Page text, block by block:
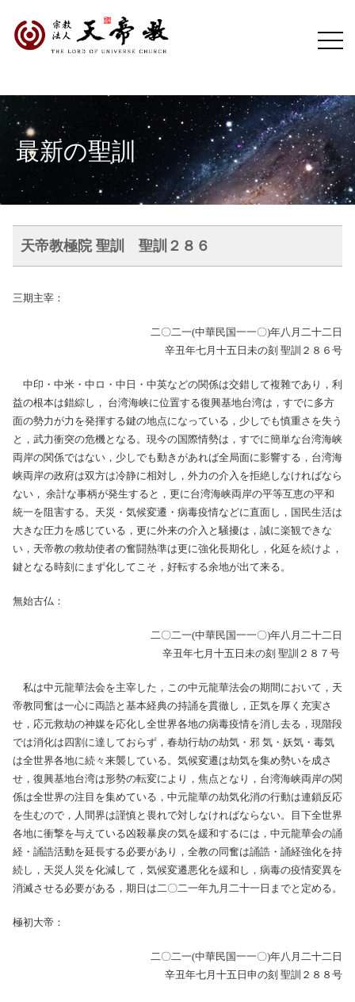
最新の聖訓
天帝教極院 聖訓 聖訓２８６
三期主宰：
二〇二一(中華民国一一〇)年八月二十二日
辛丑年七月十五日未の刻 聖訓２８６号
中印・中米・中ロ・中日・中英などの関係は交錯して複雜であり，利
益の根本は錯綜し， 台湾海峡に位置する復興基地台湾は，すでに多方
面の勢力が力を発揮する鍵の地点になっている，少しでも慎重さを失う
と，武力衝突の危機となる。現今の国際情勢は，すでに簡単な台湾海峡
両岸の関係ではない，少しでも動きがあれば全局面に影響する，台湾海
峡両岸の政府は双方は冷静に相対し，外力の介入を拒絶しなければなら
ない， 余計な事柄が発生すると，更に台湾海峡両岸の平等互恵の平和
統一を阻害する。天災・気候変遷・病毒疫情などに直面し，国民生活は
大きな圧力を感じている，更に外来の介入と騒擾は，誠に楽観できな
い，天帝教の救劫使者の奮闘熱準は更に強化長期化し，化延を続けよ，
鍵となる時刻にまず化してこそ，好転する余地が出て来る。
無始古仏：
二〇二一(中華民国一一〇)年八月二十二日
辛丑年七月十五日未の刻 聖訓２８７号
私は中元龍華法会を主宰した，この中元龍華法会の期間において，天
帝教同奮は一心に両誥と基本経典の持誦を貫徹し，正気を厚く充実さ
せ，応元救劫の神媒を応化し全世界各地の病毒疫情を消し去る，現階段
では消化は四割に達しておらず，春劫行劫の劫気・邪 気・妖気・毒気
は全世界各地に続々来襲している。気候変遷は劫気を集め勢いを成さ
せ，復興基地台湾は形勢の転変により，焦点となり，台湾海峡両岸の関
係は全世界の注目を集めている，中元龍華の劫気化消の行動は連鎖反応
を生むので，人間界は謹慎と畏れで対しなければならない。目下全世界
各地に衝撃を与えている凶殺暴戾の気を緩和するには，中元龍華会の誦
経・誦誥活動を延長する必要があり，全教の同奮は誦誥・誦経強化を持
続し，天災人災を化減して，気候変遷悪化を緩和し，病毒の疫情変異を
消滅させる必要がある，期日は二〇二一年九月二十一日までと定める。
極初大帝：
二〇二一(中華民国一一〇)年八月二十二日
辛丑年七月十五日申の刻 聖訓２８８号